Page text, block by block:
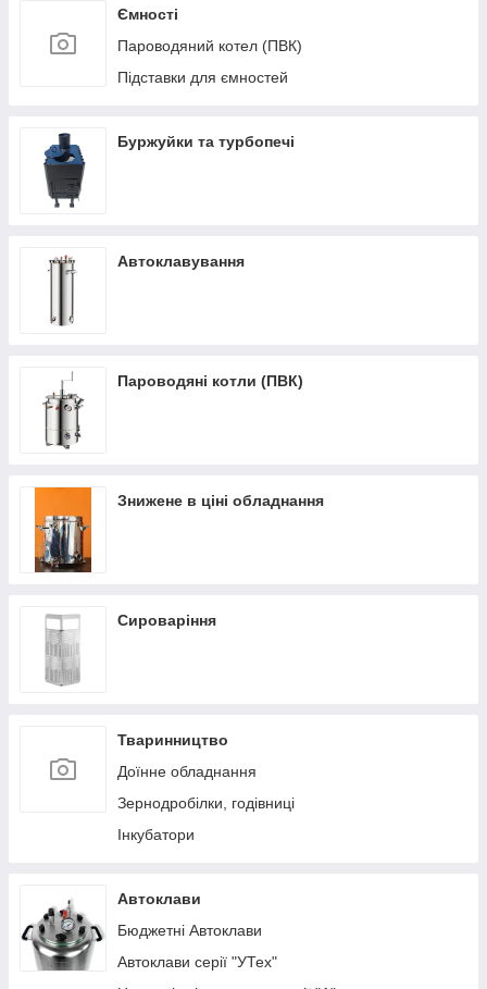
Ємності
Пароводяний котел (ПВК)
Підставки для ємностей
Буржуйки та турбопечі
Автоклавування
Пароводяні котли (ПВК)
Знижене в ціні обладнання
Сироваріння
Тваринництво
Доїнне обладнання
Зернодробілки, годівниці
Інкубатори
Автоклави
Бюджетні Автоклави
Автоклави серії "УТех"